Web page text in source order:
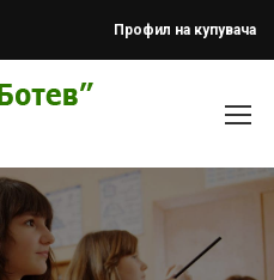
Профил на купувача